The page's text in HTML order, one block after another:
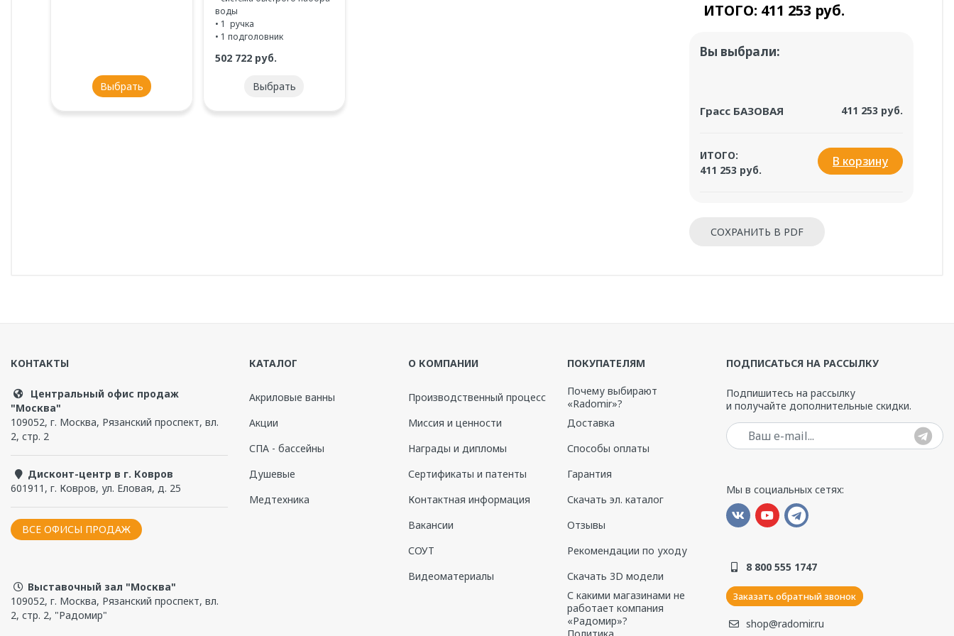
выбрать
воды
• 1 ручка
• 1 подголовник
502 722 руб.
выбрать
ИТОГО: 411 253 руб.
Вы выбрали:
Грасс БАЗОВАЯ 411 253 руб.
ИТОГО:
411 253 руб.
В корзину
Глубина, см
Объем, л
Гарантийный срок, мес
12
Нескользящая поверхность
Radomir
Монтаж
Каркас
Слив-перелив
КОНТАКТЫ
Центральный офис продаж
"Москва"
109052, г. Москва, Рязанский проспект, вл.
2, стр. 2
Дисконт-центр в г. Ковров
601911 , г. Ковров, ул. Еловая, д. 25
ВСЕ ОФИСЫ ПРОДАЖ
Выставочный зал "Москва"
109052, г. Москва, Рязанский проспект, вл.
2, стр. 2, "Радомир"
КАТАЛОГ
Акриловые ванны
Акции
СПА - бассейны
Душевые
Медтехника
О КОМПАНИИ
Производственный процесс
Миссия и ценности
Награды и дипломы
Сертификаты и патенты
Контактная информация
Вакансии
СОУТ
Видеоматериалы
ПОКУПАТЕЛЯМ
Почему выбирают
«Radomir»?
Доставка
Способы оплаты
Гарантия
Скачать эл. каталог
Отзывы
Рекомендации по уходу
Скачать 3D модели
С какими магазинами не
работает компания
«Радомир»?
ПОДПИСАТЬСЯ НА РАССЫЛКУ
Подпишитесь на рассылку
и получайте дополнительные скидки.
Ваш e-mail
Мы в социальных сетях:
8 800 555 1747
Заказать обратный звонок
shop@radomir.ru